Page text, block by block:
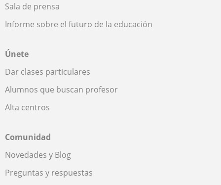
Sala de prensa
Informe sobre el futuro de la educación
Únete
Dar clases particulares
Alumnos que buscan profesor
Alta centros
Comunidad
Novedades y Blog
Preguntas y respuestas